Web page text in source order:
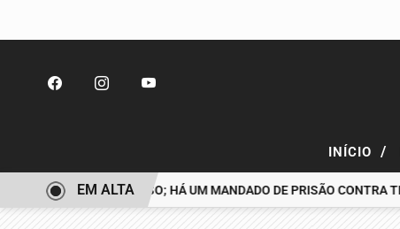
INÍCIO /
É PRESO; HÁ UM MANDADO DE PRISÃO CONTRA TIAGO
EM ALTA